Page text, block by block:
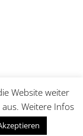
Studio
Website weiter
Weitere Infos